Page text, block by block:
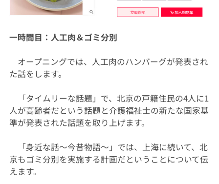
一時間目：人工肉＆ゴミ分別
オープニングでは、人工肉のハンバーグが発表され
た話をします。
「タイムリーな話題」で、北京の戸籍住民の4人に1
人が高齢者だという話題と介護福祉士の新たな国家基
準が発表された話題を取り上げます。
「身近な話～今昔物語～」では、上海に続いて、北
京もゴミ分別を実施する計画だということについて伝
えます。